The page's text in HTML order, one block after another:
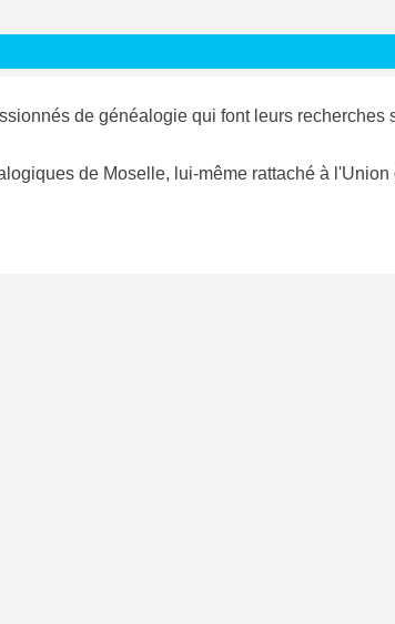
de généalogie qui font leurs recherches
de Moselle, lui-même rattaché à l'Union